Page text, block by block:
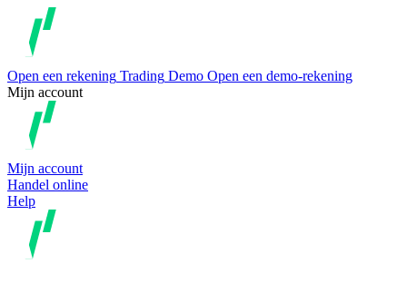
Open een rekening Trading Demo Open een demo-rekening
Mijn account
Mijn account
Handel online
Help